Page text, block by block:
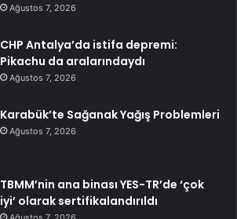
Ağustos 7, 2026
CHP Antalya’da istifa depremi:
Pikachu da aralarındaydı
Ağustos 7, 2026
Karabük’te Sağanak Yağış Problemleri
Ağustos 7, 2026
TBMM’nin ana binası YES-TR’de ‘çok
iyi’ olarak sertifikalandırıldı